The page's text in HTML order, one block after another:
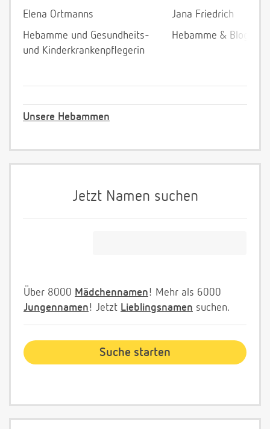
Elena Ortmanns
Hebamme und Gesundheits-
und Kinderkrankenpflegerin
Jana Friedrich
Hebamme &
Unsere Hebammen
Jetzt Namen suchen
Über 8000 Mädchennamen! Mehr als 6000
Jungennamen! Jetzt Lieblingsnamen suchen.